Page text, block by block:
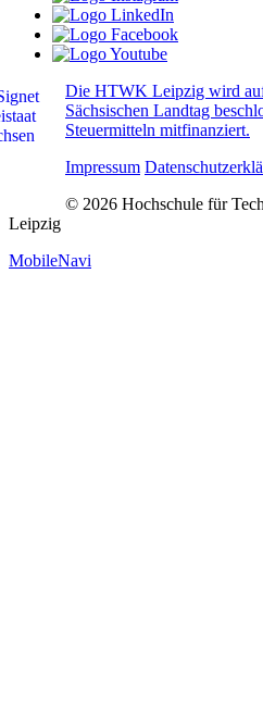
Die HTWK Leipzig wird
Sächsischen Landtag
Steuermitteln mitfinanziert.
Impressum
© 2026 Hochschule für
Leipzig
MobileNavi